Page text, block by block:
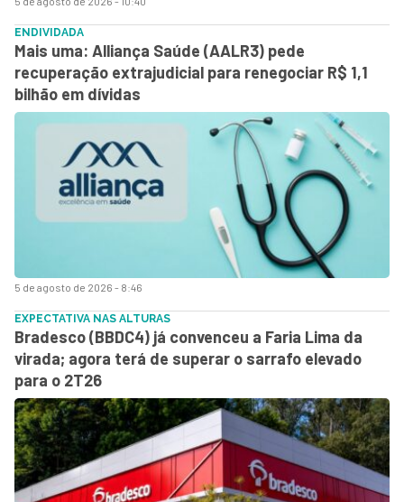
5 de agosto de 2026 - 8:46
ENDIVIDADA
Mais uma: Alliança Saúde (AALR3) pede
recuperação extrajudicial para renegociar R$ 1,1
bilhão em dívidas
EXPECTATIVA NAS ALTURAS
Bradesco (BBDC4) já convenceu a Faria Lima da
virada; agora terá de superar o sarrafo elevado
para o 2T26